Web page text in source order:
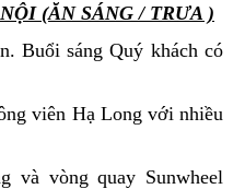
(ĂN SÁNG / TRƯA )
Buổi sáng Quý khách có
viên Hạ Long với nhiều
và vòng quay Sunwheel